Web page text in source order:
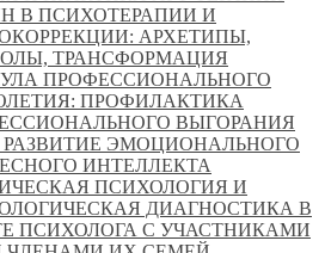
В ПСИХОТЕРАПИИ И
АРХЕТИПЫ,
ТРАНСФОРМАЦИЯ
ПРОФЕССИОНАЛЬНОГО
ПРОФИЛАКТИКА
ВЫГОРАНИЯ
РАЗВИТИЕ ЭМОЦИОНАЛЬНОГО
ИНТЕЛЛЕКТА
ПСИХОЛОГИЯ И
ДИАГНОСТИКА В
ПСИХОЛОГА С УЧАСТНИКАМИ